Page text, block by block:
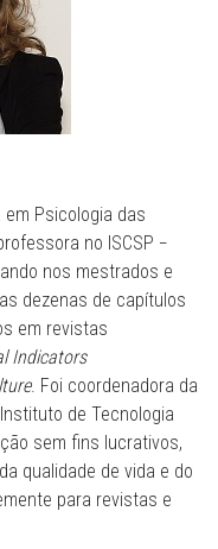
em Psicologia das
no ISCSP −
nos mestrados e
dezenas de capítulos
em revistas
Indicators
. Foi coordenadora da
Instituto de Tecnologia
sem fins lucrativos,
qualidade de vida e do
para revistas e